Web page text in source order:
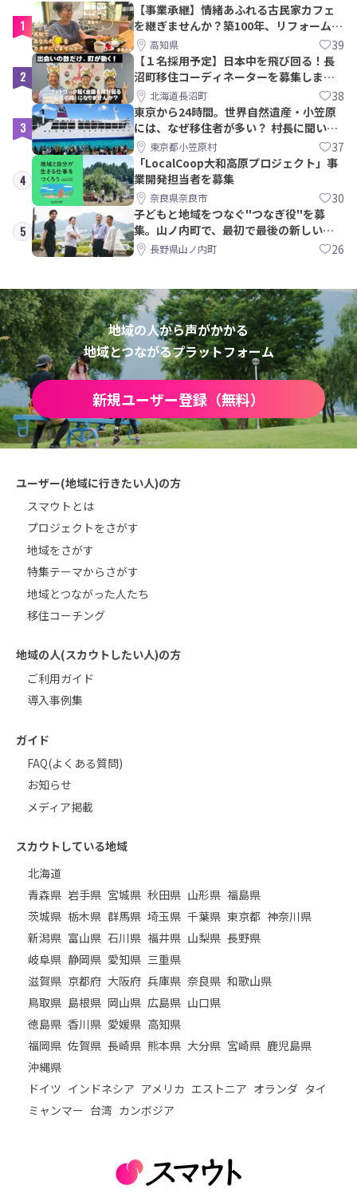
1
【事業承継】情緒あふれる古民家カフェ
を継ぎませんか？築100年、リフォームか
ら約10年！
高知県 39
2
【１名採用予定】日本中を飛び回る！長
沼町移住コーディネーターを募集しま
す！北海道長沼町 38
3
東京から24時間。世界自然遺産・小笠原
には、なぜ移住者が多い？ 村長に聞いて
みた東京都小笠原村 37
4
「LocalCoop大和高原プロジェクト」事
業開発担当者を募集
奈良県奈良市 30
5
子どもと地域をつなぐ"つなぎ役"を募
集。山ノ内町で、最初で最後の新しい学
校づくりを一緒に
長野県山ノ内町 26
地域の人から声がかかる
地域とつながるプラットフォーム
新規ユーザー登録（無料）
ユーザー(地域に行きたい人)の方
スマウトとは
プロジェクトをさがす
地域をさがす
特集テーマからさがす
地域とつながった人たち
移住コーチング
地域の人(スカウトしたい人)の方
ご利用ガイド
導入事例集
ガイド
FAQ(よくある質問)
お知らせ
メディア掲載
スカウトしている地域
北海道
青森県 岩手県 宮城県 秋田県 山形県 福島県
茨城県 栃木県 群馬県 埼玉県 千葉県 東京都 神奈川県
新潟県 富山県 石川県 福井県 山梨県 長野県
岐阜県 静岡県 愛知県 三重県
滋賀県 京都府 大阪府 兵庫県 奈良県 和歌山県
鳥取県 島根県 岡山県 広島県 山口県
徳島県 香川県 愛媛県 高知県
福岡県 佐賀県 長崎県 熊本県 大分県 宮崎県 鹿児島県
沖縄県
ドイツ インドネシア アメリカ エストニア オランダ タイ
ミャンマー 台湾 カンボジア